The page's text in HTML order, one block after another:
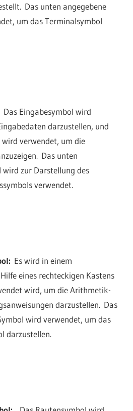
Das unten angegebene
um das Terminalsymbol
Das Eingabesymbol wird
darzustellen, und
verwendet, um die
Das unten
wird zur Darstellung des
verwendet.
Es wird in einem
eines rechteckigen Kastens
wird, um die Arithmetik-
darzustellen. Das
wird verwendet, um das
darzustellen.